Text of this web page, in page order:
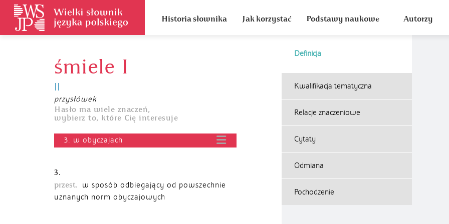
Historia słownika Jak korzystać Podstawy naukowe Autorzy
śmiele I
II
przysłówek
Hasło ma wiele znaczeń,
wybierz to, które Cię interesuje
3. w obyczajach
Definicja
3.
przest.
w sposób odbiegający od powszechnie
uznanych norm obyczajowych
Kwalifikacja tematyczna
Relacje znaczeniowe
Cytaty
Odmiana
Pochodzenie